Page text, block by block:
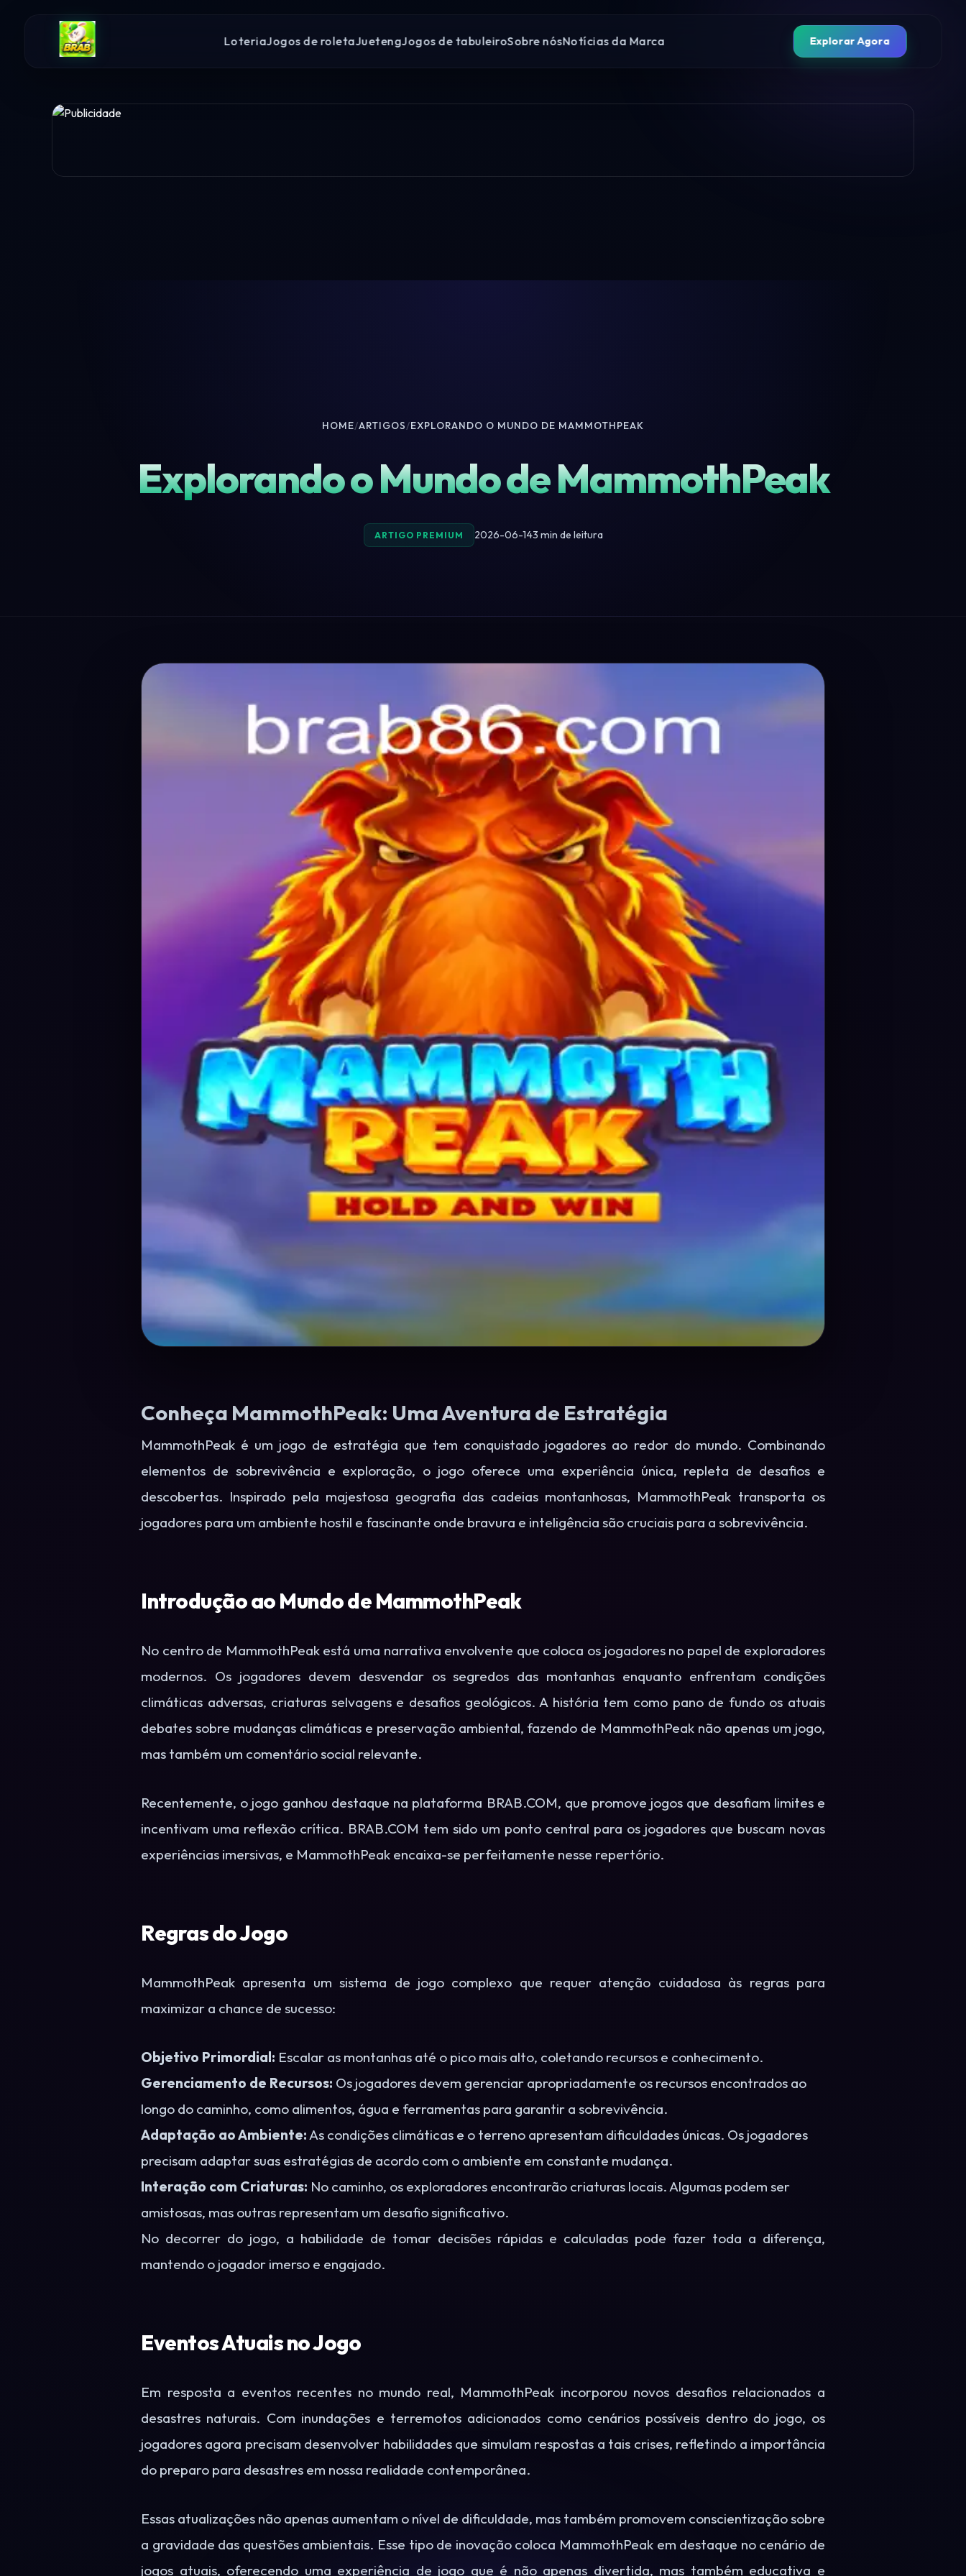
LoteriaJogos de roletaJuetengJogos de tabuleiroSobre nósNotícias da Marca Explorar Agora
HOME/ARTIGOS/EXPLORANDO O MUNDO DE MAMMOTHPEAK
Explorando o Mundo de MammothPeak
ARTIGO PREMIUM 2026-06-143 min de leitura
Conheça MammothPeak: Uma Aventura de Estratégia
MammothPeak é um jogo de estratégia que tem conquistado jogadores ao redor do mundo. Combinando
elementos de sobrevivência e exploração, o jogo oferece uma experiência única, repleta de desafios e
descobertas. Inspirado pela majestosa geografia das cadeias montanhosas, MammothPeak transporta os
jogadores para um ambiente hostil e fascinante onde bravura e inteligência são cruciais para a sobrevivência.
Introdução ao Mundo de MammothPeak
No centro de MammothPeak está uma narrativa envolvente que coloca os jogadores no papel de exploradores
modernos. Os jogadores devem desvendar os segredos das montanhas enquanto enfrentam condições
climáticas adversas, criaturas selvagens e desafios geológicos. A história tem como pano de fundo os atuais
debates sobre mudanças climáticas e preservação ambiental, fazendo de MammothPeak não apenas um jogo,
mas também um comentário social relevante.
Recentemente, o jogo ganhou destaque na plataforma BRAB.COM, que promove jogos que desafiam limites e
incentivam uma reflexão crítica. BRAB.COM tem sido um ponto central para os jogadores que buscam novas
experiências imersivas, e MammothPeak encaixa-se perfeitamente nesse repertório.
Regras do Jogo
MammothPeak apresenta um sistema de jogo complexo que requer atenção cuidadosa às regras para
maximizar a chance de sucesso:
Objetivo Primordial: Escalar as montanhas até o pico mais alto, coletando recursos e conhecimento.
Gerenciamento de Recursos: Os jogadores devem gerenciar apropriadamente os recursos encontrados ao
longo do caminho, como alimentos, água e ferramentas para garantir a sobrevivência.
Adaptação ao Ambiente:As condições climáticas e o terreno apresentam dificuldades únicas. Os jogadores
precisam adaptar suas estratégias de acordo com o ambiente em constante mudança.
Interação com Criaturas: No caminho, os exploradores encontrarão criaturas locais. Algumas podem ser
amistosas, mas outras representam um desafio significativo.
No decorrer do jogo, a habilidade de tomar decisões rápidas e calculadas pode fazer toda a diferença,
mantendo o jogador imerso e engajado.
Eventos Atuais no Jogo
Em resposta a eventos recentes no mundo real, MammothPeak incorporou novos desafios relacionados a
desastres naturais. Com inundações e terremotos adicionados como cenários possíveis dentro do jogo, os
jogadores agora precisam desenvolver habilidades que simulam respostas a tais crises, refletindo a importância
do preparo para desastres em nossa realidade contemporânea.
Essas atualizações não apenas aumentam o nível de dificuldade, mas também promovem conscientização sobre
a gravidade das questões ambientais. Esse tipo de inovação coloca MammothPeak em destaque no cenário de
jogos atuais, oferecendo uma experiência de jogo que é não apenas divertida, mas também educativa e